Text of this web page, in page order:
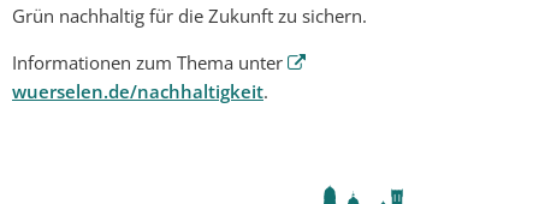
Grün nachhaltig für die Zukunft zu sichern.
Informationen zum Thema unter
wuerselen.de/nachhaltigkeit.